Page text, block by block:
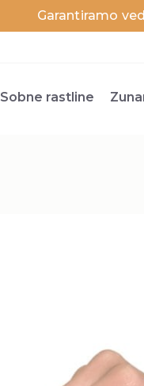
Garantiramo
Sobne rastline